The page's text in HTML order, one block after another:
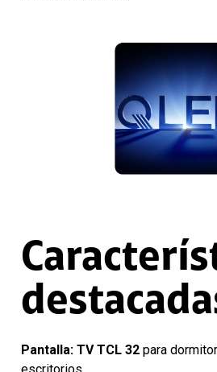
Pantalla: TV TCL 32 para
escritorios.